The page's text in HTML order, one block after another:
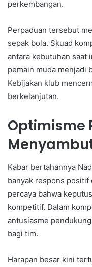
perkembangan.
Perpaduan tersebut
sepak bola. Skuad
antara kebutuhan saat
pemain muda menjadi
Kebijakan klub
berkelanjutan.
Optimisme
Kabar bertahannya
banyak respons positif
percaya bahwa
kompetitif. Dalam
antusiasme
bagi tim.
Harapan besar kini